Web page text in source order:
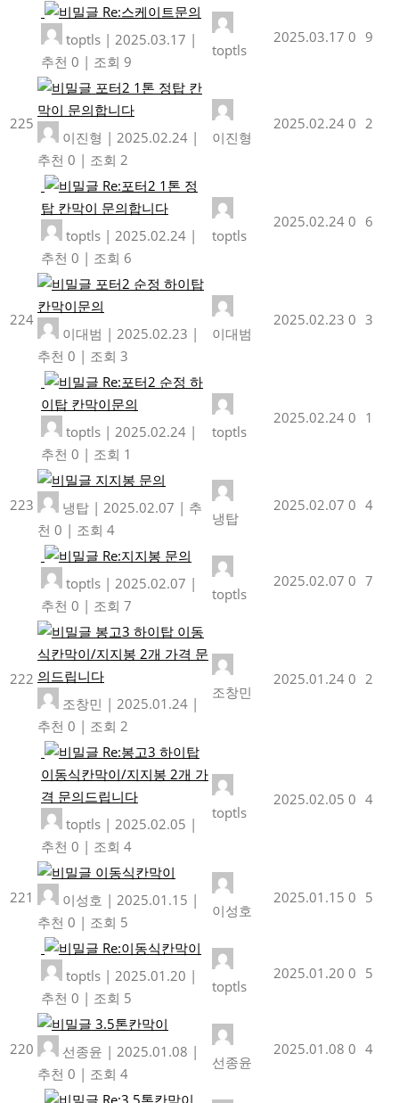
Re:스케이트문의
toptls | 2025.03.17 |
추천 0 | 조회 9
toptls
2025.03.17 0 9
225
포터2 1톤 정탑 칸
막이 문의합니다
이진형 | 2025.02.24 |
추천 0 | 조회 2
이진형
2025.02.24 0 2
Re:포터2 1톤 정
탑 칸막이 문의합니다
toptls | 2025.02.24 |
추천 0 | 조회 6
toptls
2025.02.24 0 6
224
포터2 순정 하이탑
칸막이문의
이대범 | 2025.02.23 |
추천 0 | 조회 3
이대범
2025.02.23 0 3
Re:포터2 순정 하
이탑 칸막이문의
toptls | 2025.02.24 |
추천 0 | 조회 1
toptls
2025.02.24 0 1
223
지지봉 문의
냉탑 | 2025.02.07 | 추
천 0 | 조회 4
냉탑
2025.02.07 0 4
Re:지지봉 문의
toptls | 2025.02.07 |
추천 0 | 조회 7
toptls
2025.02.07 0 7
222
봉고3 하이탑 이동
식칸막이/지지봉 2개 가격 문
의드립니다
조창민 | 2025.01.24 |
추천 0 | 조회 2
조창민
2025.01.24 0 2
Re:봉고3 하이탑
이동식칸막이/지지봉 2개 가
격 문의드립니다
toptls | 2025.02.05 |
추천 0 | 조회 4
toptls
2025.02.05 0 4
221
이동식칸막이
이성호 | 2025.01.15 |
추천 0 | 조회 5
이성호
2025.01.15 0 5
Re:이동식칸막이
toptls | 2025.01.20 |
추천 0 | 조회 5
toptls
2025.01.20 0 5
220
3.5톤칸막이
선종윤 | 2025.01.08 |
추천 0 | 조회 4
선종윤
2025.01.08 0 4